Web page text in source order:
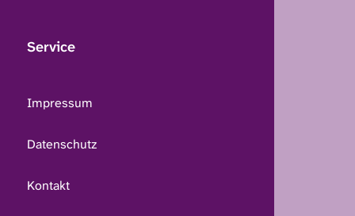
Service
Impressum
Datenschutz
Kontakt